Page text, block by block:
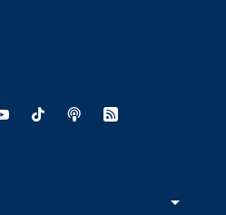
- Apertura in nuova finestra
- Apertura in nuova finestra
Sito esterno - Apertura in
- Sito esterno - Apertura in
Youtube - Sito esterno -
TikTok - Sito esterno -
Spreaker - Sito
Feed RSS -